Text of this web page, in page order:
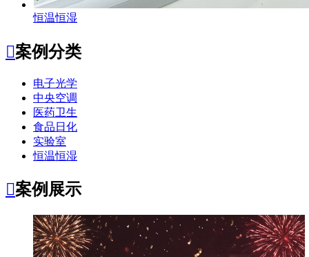
恒温恒湿
案例分类
电子光学
中央空调
医药卫生
食品日化
实验室
恒温恒湿
案例展示